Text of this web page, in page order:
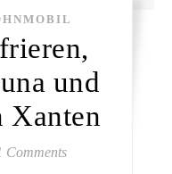
und
Xanten
Comments